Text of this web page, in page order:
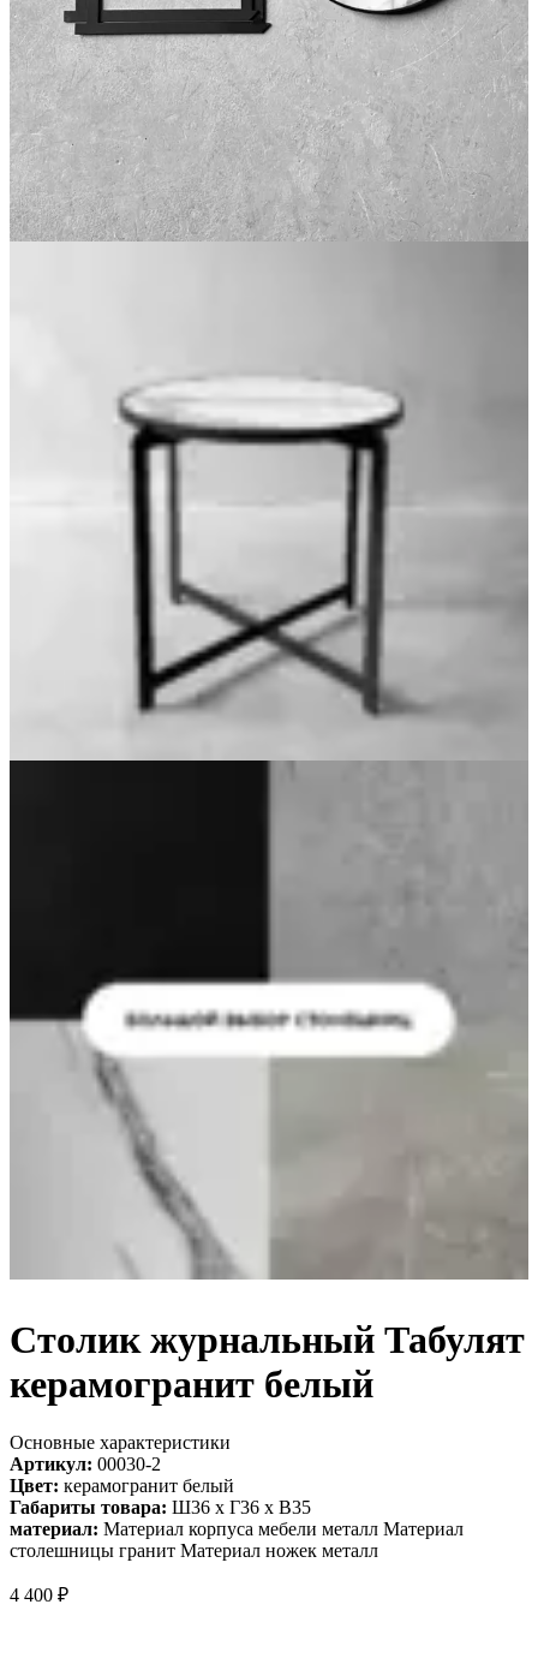
Столик журнальный Табулят
керамогранит белый
Основные характеристики
Артикул: 00030-2
Цвет: керамогранит белый
Габариты товара: Ш36 х Г36 х В35
материал: Материал корпуса мебели металл Материал
столешницы гранит Материал ножек металл
4 400 ₽